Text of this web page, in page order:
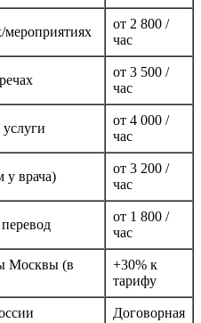
от 2 800 /
час
от 3 500 /
час
от 4 000 /
час
у врача)
от 3 200 /
час
от 1 800 /
час
Москвы (в
+30% к
тарифу
Договорная